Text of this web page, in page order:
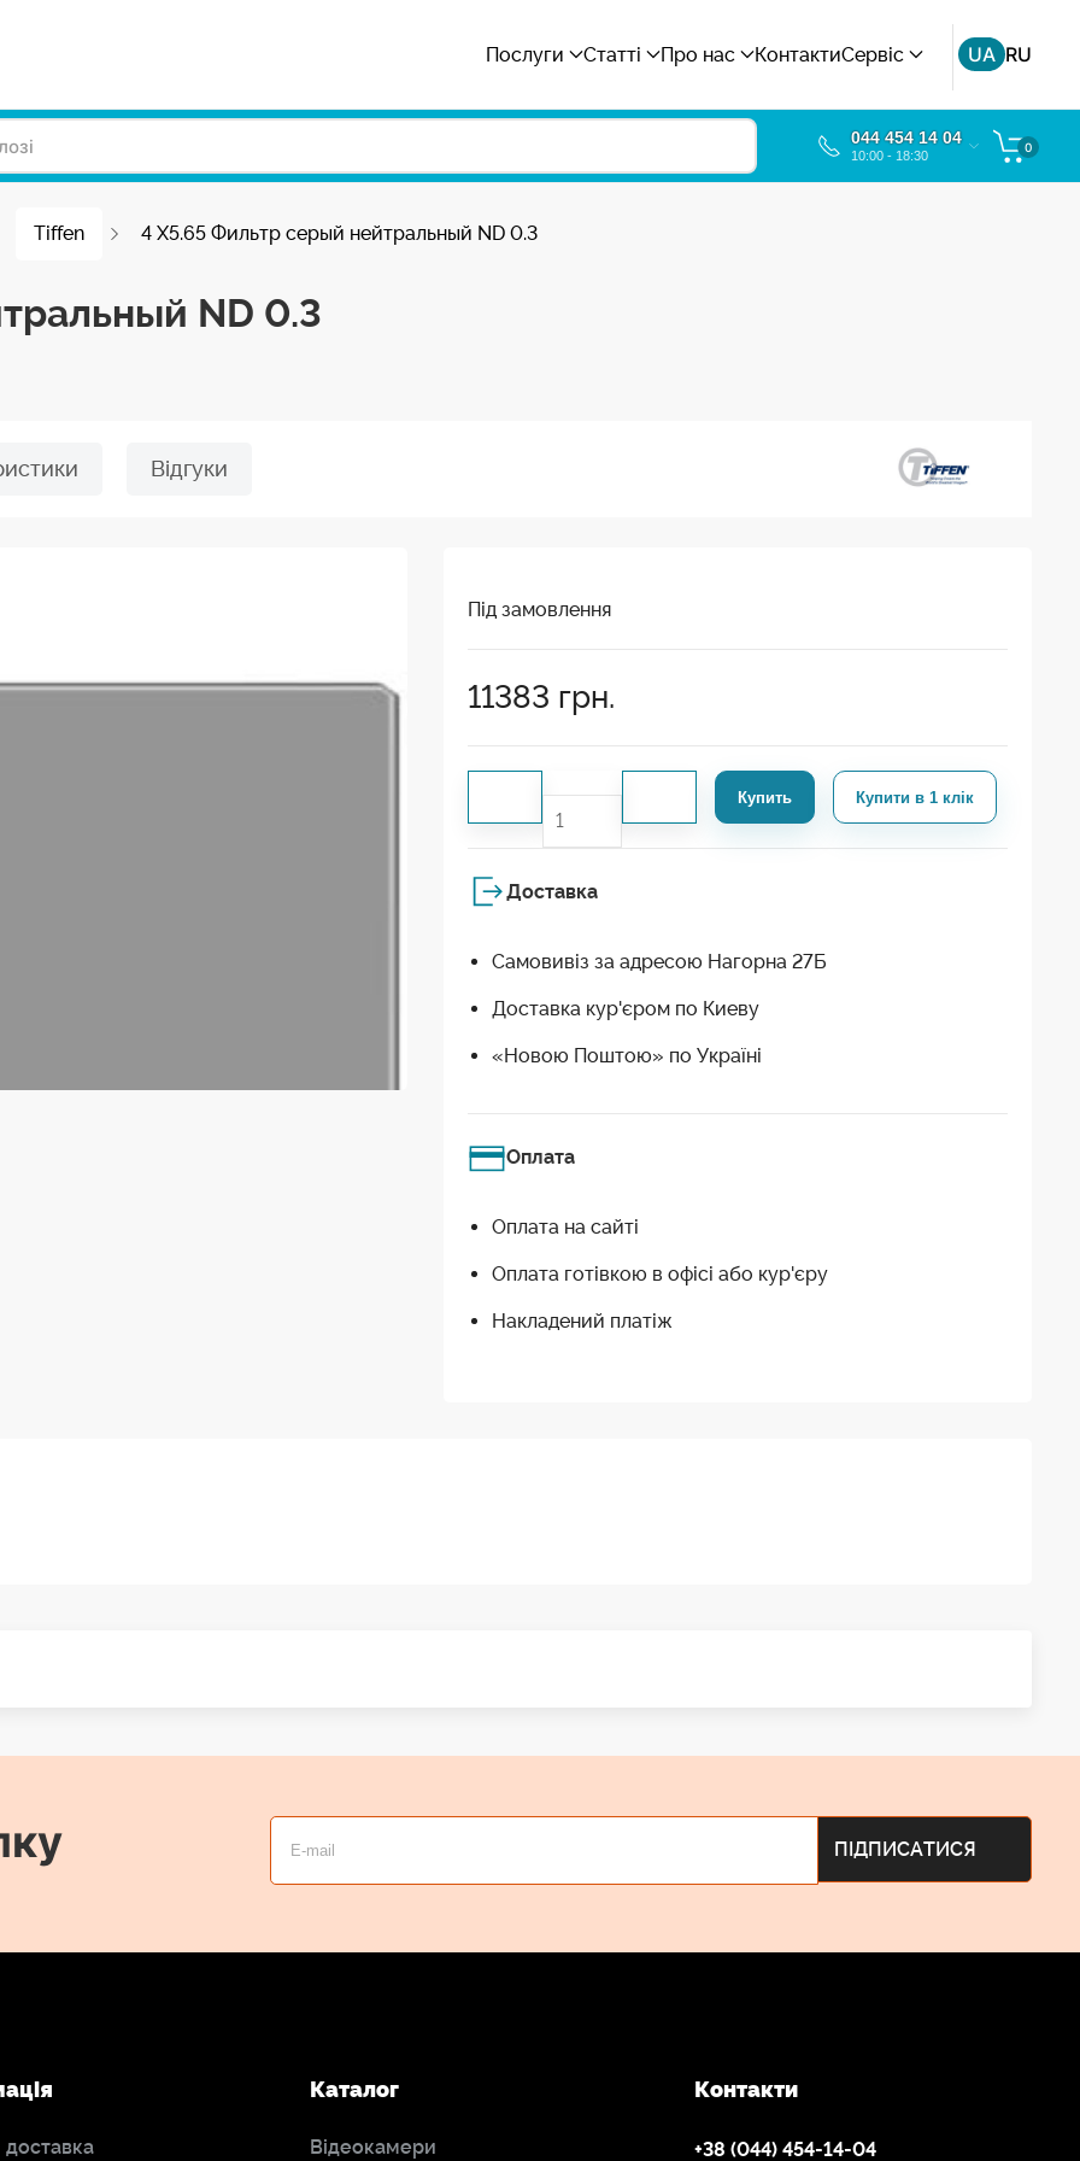
Послуги Статті Про нас КонтактиСервіс UA RU
044 454 14 04
10:00 - 18:30
0
Tiffen 4 X5.65 Фильтр cерый нейтральный ND 0.3
ND 0.3
Відгуки
Під замовлення
11383 грн.
Купить Купити в 1 клік
Доставка
Самовивіз за адресою Нагорна 27Б
Доставка кур'єром по Киеву
«Новою Поштою» по Україні
Оплата
Оплата на сайті
Оплата готівкою в офісі або кур'єру
Накладений платіж
доставка
Каталог
Відеокамери
Контакти
+38 (044) 454-14-04